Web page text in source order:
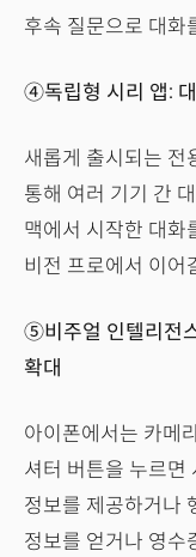
후속 질문으로 대화
④독립형 시리 앱:
새롭게 출시되는
통해 여러 기기 간
맥에서 시작한 대화
비전 프로에서 이어
⑤비주얼 인텔리전
확대
아이폰에서는 카메
셔터 버튼을 누르면
정보를 제공하거나
정보를 얻거나 영수